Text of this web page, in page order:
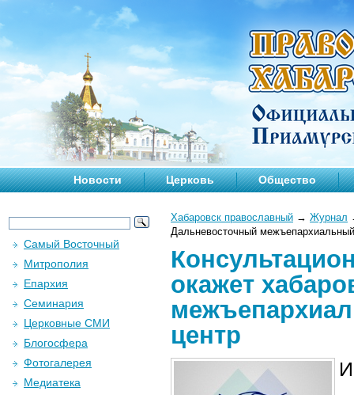
Новости Церковь Общество
Хабаровск православный → Журнал
Дальневосточный
окажет
центр
Самый Восточный
Митрополия
Епархия
Семинария
Церковные СМИ
Блогосфера
Фотогалерея
Медиатека